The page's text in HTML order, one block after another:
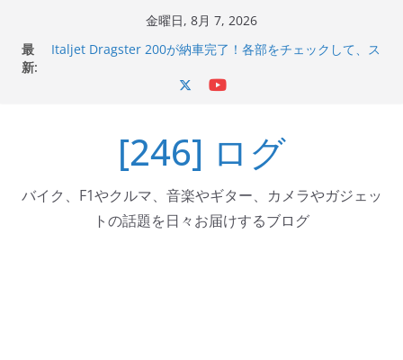
金曜日, 8月 7, 2026
最
新:
Italjet Dragster 200が納車完了！各部をチェックして、ス
器エフェクターが返礼品でもらえる！
Italjet Dragster 200のフロントISSサスの動きが判ったら
コーナリングが楽しくなった
[246] ログ
バイク、F1やクルマ、音楽やギター、カメラやガジェッ
トの話題を日々お届けするブログ